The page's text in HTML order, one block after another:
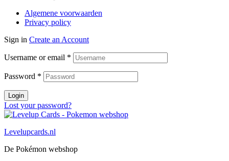
Algemene voorwaarden
Privacy policy
Sign in Create an Account
Username or email *
Password *
Login
Lost your password?
Levelupcards.nl
De Pokémon webshop